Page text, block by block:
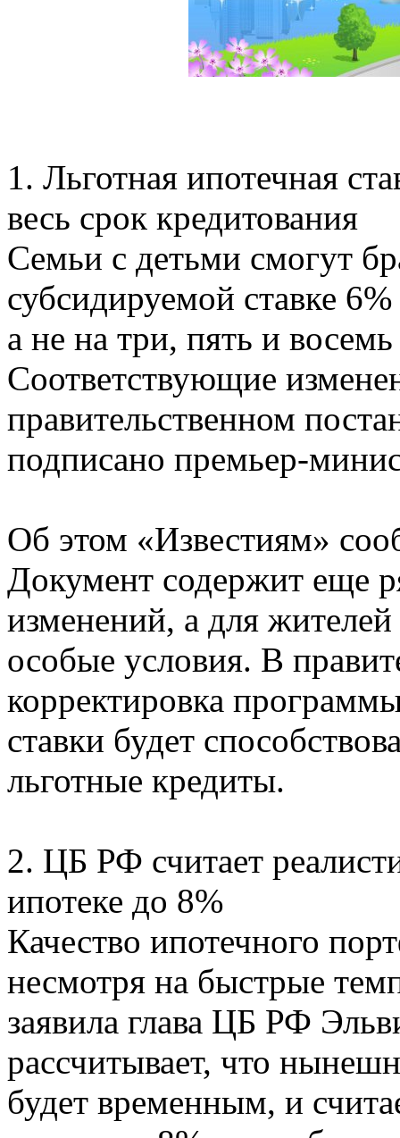
1. Льготная ипотечная
весь срок кредитования
Семьи с детьми смогут
субсидируемой ставке
а не на три, пять и восемь
Соответствующие
правительственном
подписано премьер-
Об этом «Известиям»
Документ содержит еще
изменений, а для
особые условия. В
корректировка
ставки будет
льготные кредиты.
2. ЦБ РФ считает
ипотеке до 8%
Качество ипотечного
несмотря на быстрые
заявила глава ЦБ РФ
рассчитывает, что
будет временным, и